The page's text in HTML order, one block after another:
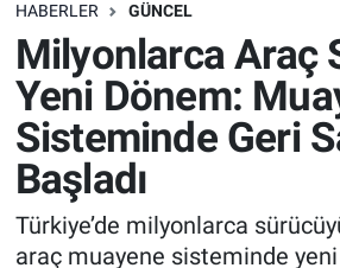
HABERLER GÜNCEL
Milyonlarca Araç
Yeni Dönem:
Sisteminde Geri
Başladı
Türkiye’de milyonlarca
araç muayene sisteminde
Köşe Yazarları
Kültür Sanat
Manşet
Resmi İlanlar
Sağlık